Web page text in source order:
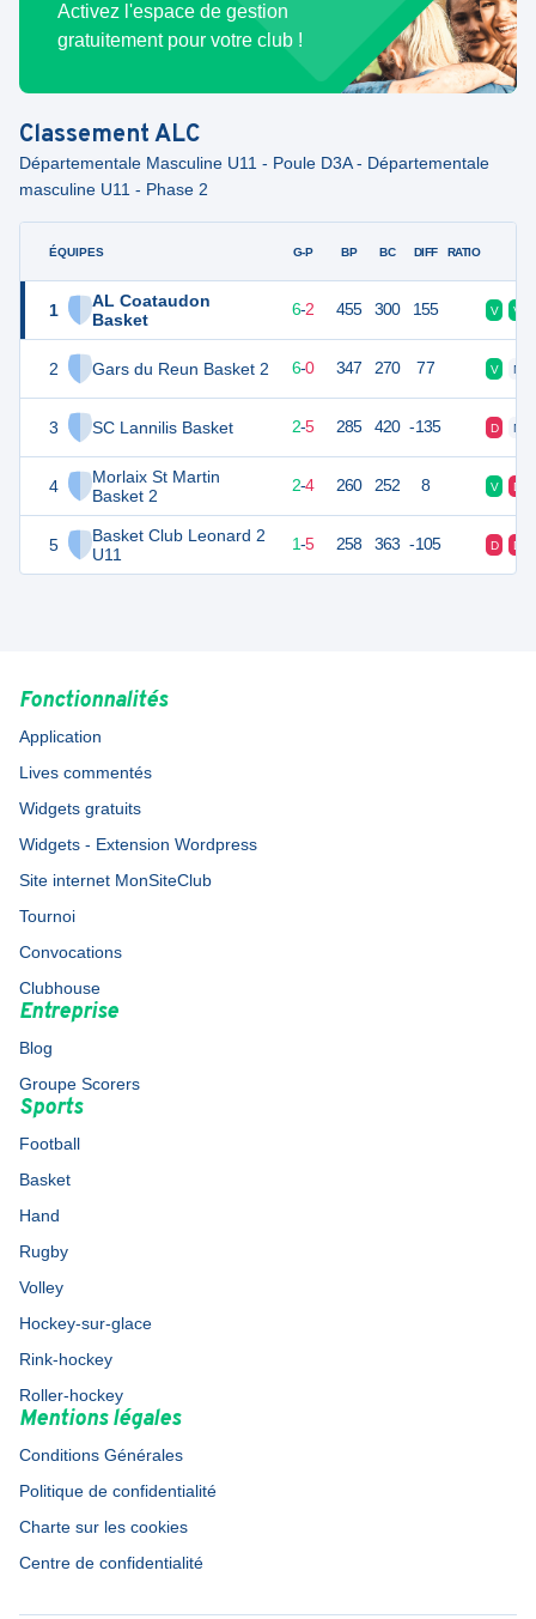
Activez l'espace de gestion
gratuitement pour votre club !
ClassementALC
Départementale Masculine U11 - Poule D3A - Départementale
masculine U11 - Phase 2
ÉQUIPES
1
AL Coataudon
Basket
2 Gars du Reun Basket 2
3 SC Lannilis Basket
4
Morlaix St Martin
Basket 2
5
Basket Club Leonard 2
U11
G-P BP BC DIFF RATIO
6-2 455 300 155 V V
12 7 6-0 347 270 77 V N
9 2-5 285 420 -135 D N
8 2-4 260 252 8 V D
7 7 1-5 258 363 -105 D D
Fonctionnalités
Application
Lives commentés
Widgets gratuits
Widgets - Extension Wordpress
Site internet MonSiteClub
Tournoi
Convocations
Clubhouse
Entreprise
Blog
Groupe Scorers
Sports
Football
Basket
Hand
Rugby
Volley
Hockey-sur-glace
Rink-hockey
Roller-hockey
Mentions légales
Conditions Générales
Politique de confidentialité
Charte sur les cookies
Centre de confidentialité